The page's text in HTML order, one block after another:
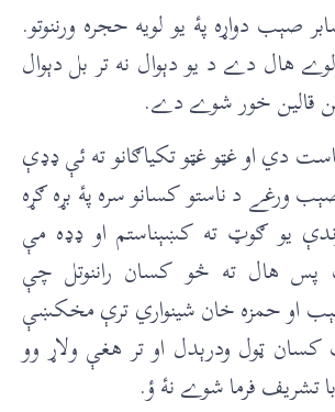
صېب دواړه پۀ يو لويه حجره ورننوتو.
هال دے د يو دېوال نه تر بل دېوال
قالين خور شوے دے.
دي او غټو غټو تکياګانو ته ئې ډډې
ورغے د ناستو کسانو سره پۀ بړه ګړه
يو ګوټ ته کښېناستم او ډډه مې
پس هال ته څو کسان راننوتل چې
او حمزه خان شينواري ترې مخکښې
کسان ټول ودرېدل او تر هغې ولاړ وو
تشريف فرما شوے نۀ ؤ.